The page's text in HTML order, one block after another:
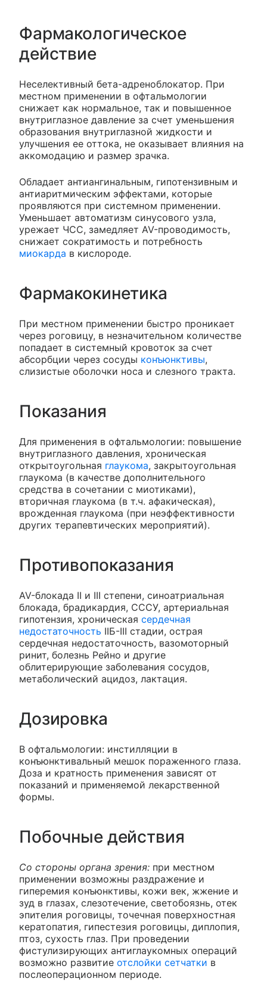
Фармакологическое
действие
Неселективный бета-адреноблокатор. При
местном применении в офтальмологии
снижает как нормальное, так и повышенное
внутриглазное давление за счет уменьшения
образования внутриглазной жидкости и
улучшения ее оттока, не оказывает влияния на
аккомодацию и размер зрачка.
Обладает антиангинальным, гипотензивным и
антиаритмическим эффектами, которые
проявляются при системном применении.
Уменьшает автоматизм синусового узла,
урежает ЧСС, замедляет AV-проводимость,
снижает сократимость и потребность
миокарда в кислороде.
Фармакокинетика
При местном применении быстро проникает
через роговицу, в незначительном количестве
попадает в системный кровоток за счет
абсорбции через сосуды конъюнктивы,
слизистые оболочки носа и слезного тракта.
Показания
Для применения в офтальмологии: повышение
внутриглазного давления, хроническая
открытоугольная глаукома, закрытоугольная
глаукома (в качестве дополнительного
средства в сочетании с миотиками),
вторичная глаукома (в т.ч. афакическая),
врожденная глаукома (при неэффективности
других терапевтических мероприятий).
Противопоказания
AV-блокада II и III степени, синоатриальная
блокада, брадикардия, СССУ, артериальная
гипотензия, хроническая сердечная
недостаточность IIБ-III стадии, острая
сердечная недостаточность, вазомоторный
ринит, болезнь Рейно и другие
облитерирующие заболевания сосудов,
метаболический ацидоз, лактация.
Дозировка
В офтальмологии: инстилляции в
конъюнктивальный мешок пораженного глаза.
Доза и кратность применения зависят от
показаний и применяемой лекарственной
формы.
Побочные действия
Со стороны органа зрения: при местном
применении возможны раздражение и
гиперемия конъюнктивы, кожи век, жжение и
зуд в глазах, слезотечение, светобоязнь, отек
эпителия роговицы, точечная поверхностная
кератопатия, гипестезия роговицы, диплопия,
птоз, сухость глаз. При проведении
фистулизирующих антиглаукомных операций
возможно развитие отслойки сетчатки в
послеоперационном периоде.